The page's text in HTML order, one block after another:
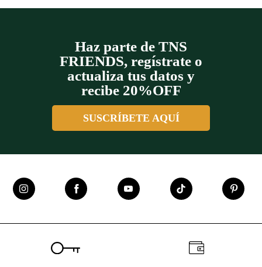
Haz parte de TNS
FRIENDS, regístrate o
actualiza tus datos y
recibe 20%OFF
SUSCRÍBETE AQUÍ